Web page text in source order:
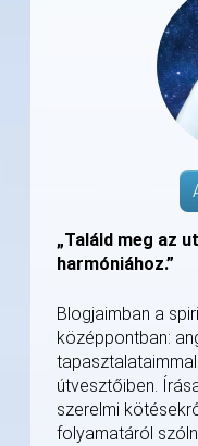
„Találd meg az
harmóniához.”
Blogjaimban a
középpontban:
útvesztőiben.
szerelmi
folyamatáról